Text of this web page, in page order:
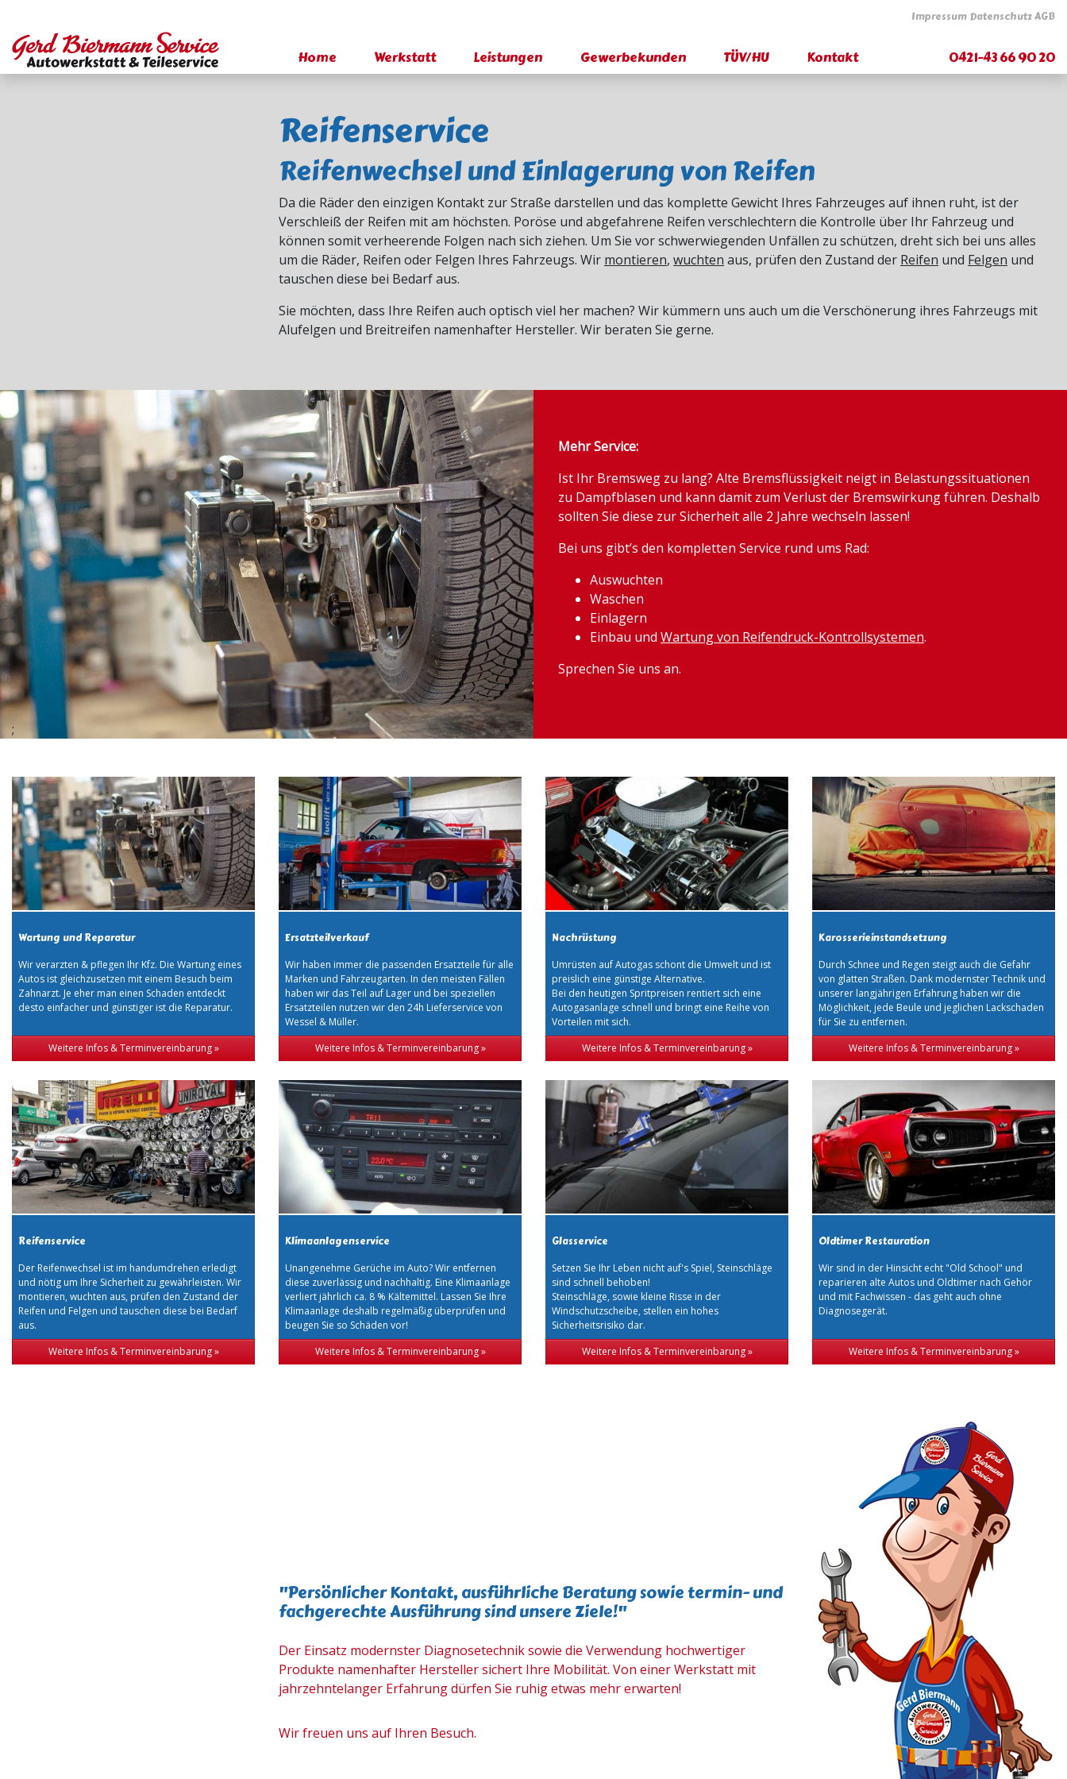
Impressum DatenschutzAGB
Home Werkstatt Leistungen Gewerbekunden TÜV/HU Kontakt 0421-43 66 90 20
Reifenservice
Reifenwechsel und Einlagerung von Reifen
Da die Räder den einzigen Kontakt zur Straße darstellen und das komplette Gewicht Ihres Fahrzeuges auf ihnen ruht, ist der
Verschleiß der Reifen mit am höchsten. Poröse und abgefahrene Reifen verschlechtern die Kontrolle über Ihr Fahrzeug und
können somit verheerende Folgen nach sich ziehen. Um Sie vor schwerwiegenden Unfällen zu schützen, dreht sich bei uns alles
um die Räder, Reifen oder Felgen Ihres Fahrzeugs. Wir montieren, wuchten aus, prüfen den Zustand der Reifen und Felgen und
tauschen diese bei Bedarf aus.
Sie möchten, dass Ihre Reifen auch optisch viel her machen? Wir kümmern uns auch um die Verschönerung ihres Fahrzeugs mit
Alufelgen und Breitreifen namenhafter Hersteller. Wir beraten Sie gerne.
;
Mehr Service:
Ist Ihr Bremsweg zu lang? Alte Bremsflüssigkeit neigt in Belastungssituationen
zu Dampfblasen und kann damit zum Verlust der Bremswirkung führen. Deshalb
sollten Sie diese zur Sicherheit alle 2 Jahre wechseln lassen!
Bei uns gibt’s den kompletten Service rund ums Rad:
Auswuchten
Waschen
Einlagern
Einbau und Wartung von Reifendruck-Kontrollsystemen.
Sprechen Sie uns an.
Wartung und Reparatur
Wir verarzten & pflegen Ihr Kfz. Die Wartung eines
Autos ist gleichzusetzen mit einem Besuch beim
Zahnarzt. Je eher man einen Schaden entdeckt
desto einfacher und günstiger ist die Reparatur.
Weitere Infos & Terminvereinbarung »
Ersatzteilverkauf
Wir haben immer die passenden Ersatzteile für alle
Marken und Fahrzeugarten. In den meisten Fällen
haben wir das Teil auf Lager und bei speziellen
Ersatzteilen nutzen wir den 24h Lieferservice von
Wessel & Müller.
Weitere Infos & Terminvereinbarung »
Nachrüstung
Umrüsten auf Autogas schont die Umwelt und ist
preislich eine günstige Alternative.
Bei den heutigen Spritpreisen rentiert sich eine
Autogasanlage schnell und bringt eine Reihe von
Vorteilen mit sich.
Weitere Infos & Terminvereinbarung »
Karosserieinstandsetzung
Durch Schnee und Regen steigt auch die Gefahr
von glatten Straßen. Dank modernster Technik und
unserer langjährigen Erfahrung haben wir die
Möglichkeit, jede Beule und jeglichen Lackschaden
für Sie zu entfernen.
Weitere Infos & Terminvereinbarung »
Reifenservice
Der Reifenwechsel ist im handumdrehen erledigt
und nötig um Ihre Sicherheit zu gewährleisten. Wir
montieren, wuchten aus, prüfen den Zustand der
Reifen und Felgen und tauschen diese bei Bedarf
aus.
Weitere Infos & Terminvereinbarung »
Klimaanlagenservice
Unangenehme Gerüche im Auto? Wir entfernen
diese zuverlässig und nachhaltig. Eine Klimaanlage
verliert jährlich ca. 8 % Kältemittel. Lassen Sie Ihre
Klimaanlage deshalb regelmäßig überprüfen und
beugen Sie so Schäden vor!
Weitere Infos & Terminvereinbarung »
Glasservice
Setzen Sie Ihr Leben nicht auf's Spiel, Steinschläge
sind schnell behoben!
Steinschläge, sowie kleine Risse in der
Windschutzscheibe, stellen ein hohes
Sicherheitsrisiko dar.
Weitere Infos & Terminvereinbarung »
Oldtimer Restauration
Wir sind in der Hinsicht echt "Old School" und
reparieren alte Autos und Oldtimer nach Gehör
und mit Fachwissen - das geht auch ohne
Diagnosegerät.
Weitere Infos & Terminvereinbarung »
"Persönlicher Kontakt, ausführliche Beratung sowie termin- und
fachgerechte Ausführung sind unsere Ziele!"
Der Einsatz modernster Diagnosetechnik sowie die Verwendung hochwertiger
Produkte namenhafter Hersteller sichert Ihre Mobilität. Von einer Werkstatt mit
jahrzehntelanger Erfahrung dürfen Sie ruhig etwas mehr erwarten!
Wir freuen uns auf Ihren Besuch.